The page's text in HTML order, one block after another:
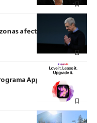
afectadas por los
Apple Upgrade